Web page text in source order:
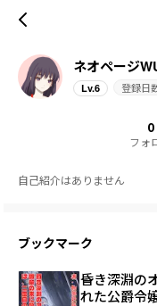
ネオページ
Lv.6 登録日
0
フォ
自己紹介はありません
ブックマーク
昏き深淵の
れた公爵令